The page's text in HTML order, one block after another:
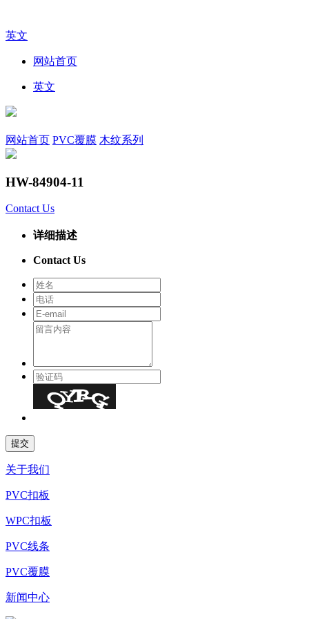
英文
网站首页
英文
网站首页 PVC覆膜 木纹系列
HW-84904-11
Contact Us
详细描述
Contact Us
关于我们
PVC扣板
WPC扣板
PVC线条
PVC覆膜
新闻中心